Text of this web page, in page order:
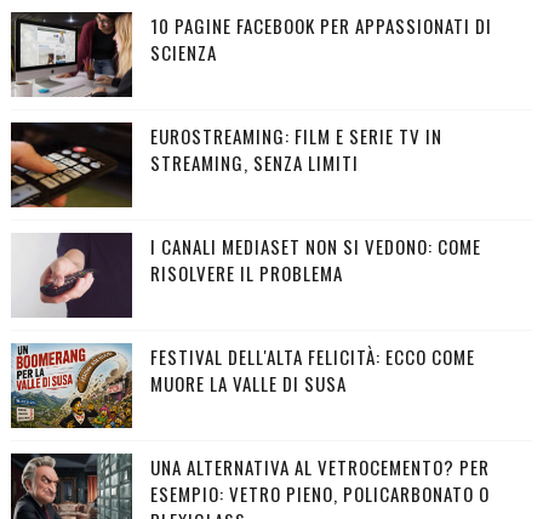
10 PAGINE FACEBOOK PER APPASSIONATI DI
SCIENZA
EUROSTREAMING: FILM E SERIE TV IN
STREAMING, SENZA LIMITI
I CANALI MEDIASET NON SI VEDONO: COME
RISOLVERE IL PROBLEMA
FESTIVAL DELL'ALTA FELICITÀ: ECCO COME
MUORE LA VALLE DI SUSA
UNA ALTERNATIVA AL VETROCEMENTO? PER
ESEMPIO: VETRO PIENO, POLICARBONATO O